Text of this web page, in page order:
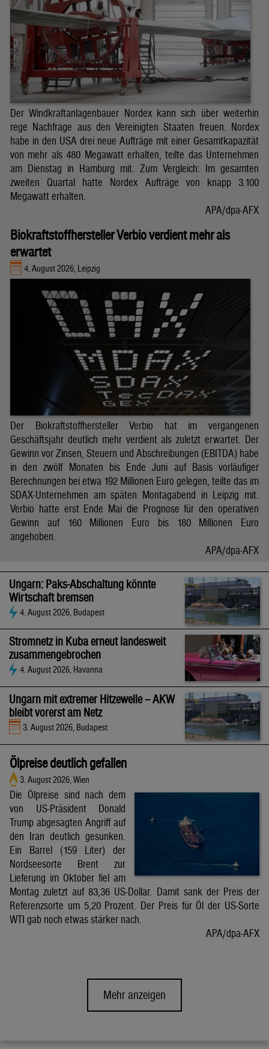
Der Windkraftanlagenbauer Nordex kann sich über weiterhin
rege Nachfrage aus den Vereinigten Staaten freuen. Nordex
habe in den USA drei neue Aufträge mit einer Gesamtkapazität
von mehr als 480 Megawatt erhalten, teilte das Unternehmen
am Dienstag in Hamburg mit. Zum Vergleich: Im gesamten
zweiten Quartal hatte Nordex Aufträge von knapp 3.100
Megawatt erhalten.
APA/dpa-AFX
Biokraftstoffhersteller Verbio verdient mehr als
erwartet
4. August 2026, Leipzig
Der Biokraftstoffhersteller Verbio hat im vergangenen
Geschäftsjahr deutlich mehr verdient als zuletzt erwartet. Der
Gewinn vor Zinsen, Steuern und Abschreibungen (EBITDA) habe
in den zwölf Monaten bis Ende Juni auf Basis vorläufiger
Berechnungen bei etwa 192 Millionen Euro gelegen, teilte das im
SDAX-Unternehmen am späten Montagabend in Leipzig mit.
Verbio hatte erst Ende Mai die Prognose für den operativen
Gewinn auf 160 Millionen Euro bis 180 Millionen Euro
angehoben.
APA/dpa-AFX
Ungarn: Paks-Abschaltung könnte
Wirtschaft bremsen
4. August 2026, Budapest
Stromnetz in Kuba erneut landesweit
zusammengebrochen
4. August 2026, Havanna
Ungarn mit extremer Hitzewelle – AKW
bleibt vorerst am Netz
3. August 2026, Budapest
Ölpreise deutlich gefallen
3. August 2026, Wien
Die Ölpreise sind nach dem
von US-Präsident Donald
Trump abgesagten Angriff auf
den Iran deutlich gesunken.
Ein Barrel (159 Liter) der
Nordseesorte Brent zur
Lieferung im Oktober fiel am
Montag zuletzt auf 83,36 US-Dollar. Damit sank der Preis der
Referenzsorte um 5,20 Prozent. Der Preis für Öl der US-Sorte
WTI gab noch etwas stärker nach.
APA/dpa-AFX
Mehr anzeigen